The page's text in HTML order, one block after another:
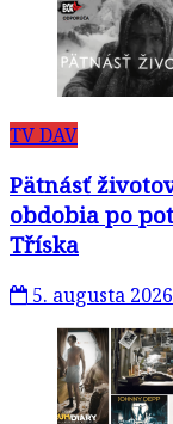
TV DAV
Pätnásť
obdobia po
Tříska
5. augusta 2026